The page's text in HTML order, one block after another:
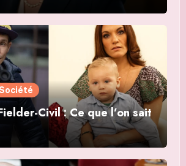
Civil : Ce que l’on sait